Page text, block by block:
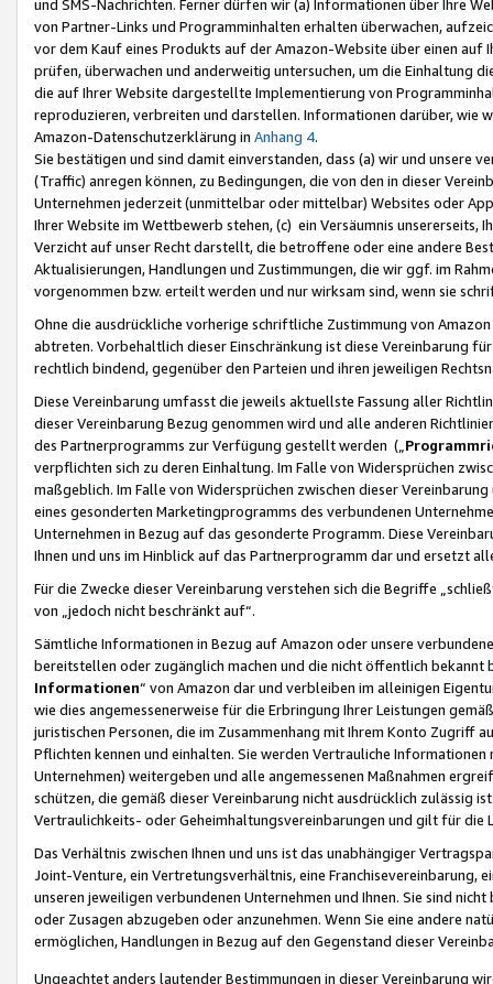
und SMS-Nachrichten. Ferner dürfen wir (a) Informationen über Ihre
von Partner-Links und Programminhalten erhalten überwachen,
vor dem Kauf eines Produkts auf der Amazon-Website über einen
prüfen, überwachen und anderweitig untersuchen, um die Einhaltung
die auf Ihrer Website dargestellte Implementierung von
reproduzieren, verbreiten und darstellen. Informationen darüber, wie
Amazon-Datenschutzerklärung in Anhang 4.
Sie bestätigen und sind damit einverstanden, dass (a) wir und
(Traffic) anregen können, zu Bedingungen, die von den in dieser
Unternehmen jederzeit (unmittelbar oder mittelbar) Websites oder
Ihrer Website im Wettbewerb stehen, (c) ein Versäumnis unsererseits,
Verzicht auf unser Recht darstellt, die betroffene oder eine andere
Aktualisierungen, Handlungen und Zustimmungen, die wir ggf. im
vorgenommen bzw. erteilt werden und nur wirksam sind, wenn sie
Ohne die ausdrückliche vorherige schriftliche Zustimmung von
abtreten. Vorbehaltlich dieser Einschränkung ist diese Vereinbarung
rechtlich bindend, gegenüber den Parteien und ihren jeweiligen
Diese Vereinbarung umfasst die jeweils aktuellste Fassung aller
dieser Vereinbarung Bezug genommen wird und alle anderen
des Partnerprogramms zur Verfügung gestellt werden („
verpflichten sich zu deren Einhaltung. Im Falle von Widersprüchen
maßgeblich. Im Falle von Widersprüchen zwischen dieser
eines gesonderten Marketingprogramms des verbundenen
Unternehmen in Bezug auf das gesonderte Programm. Diese
Ihnen und uns im Hinblick auf das Partnerprogramm dar und ersetzt
Für die Zwecke dieser Vereinbarung verstehen sich die Begriffe
von „jedoch nicht beschränkt auf“.
Sämtliche Informationen in Bezug auf Amazon oder unsere
bereitstellen oder zugänglich machen und die nicht öffentlich
Informationen“ von Amazon dar und verbleiben im alleinigen
wie dies angemessenerweise für die Erbringung Ihrer Leistungen
juristischen Personen, die im Zusammenhang mit Ihrem Konto
Pflichten kennen und einhalten. Sie werden Vertrauliche
Unternehmen) weitergeben und alle angemessenen Maßnahmen
schützen, die gemäß dieser Vereinbarung nicht ausdrücklich zulässig
Vertraulichkeits- oder Geheimhaltungsvereinbarungen und gilt für die
Das Verhältnis zwischen Ihnen und uns ist das unabhängiger
Joint-Venture, ein Vertretungsverhältnis, eine Franchisevereinbarung,
unseren jeweiligen verbundenen Unternehmen und Ihnen. Sie sind
oder Zusagen abzugeben oder anzunehmen. Wenn Sie eine andere
ermöglichen, Handlungen in Bezug auf den Gegenstand dieser
Ungeachtet anders lautender Bestimmungen in dieser Vereinbarung